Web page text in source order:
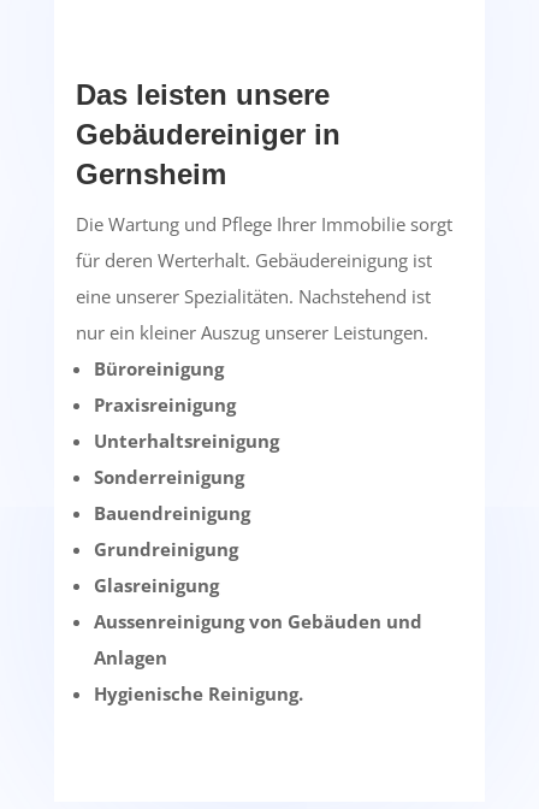
Das leisten unsere
Gebäudereiniger in
Gernsheim
Die Wartung und Pflege Ihrer Immobilie sorgt
für deren Werterhalt. Gebäudereinigung ist
eine unserer Spezialitäten. Nachstehend ist
nur ein kleiner Auszug unserer Leistungen.
Büroreinigung
Praxisreinigung
Unterhaltsreinigung
Sonderreinigung
Bauendreinigung
Grundreinigung
Glasreinigung
Aussenreinigung von Gebäuden und
Anlagen
Hygienische Reinigung.